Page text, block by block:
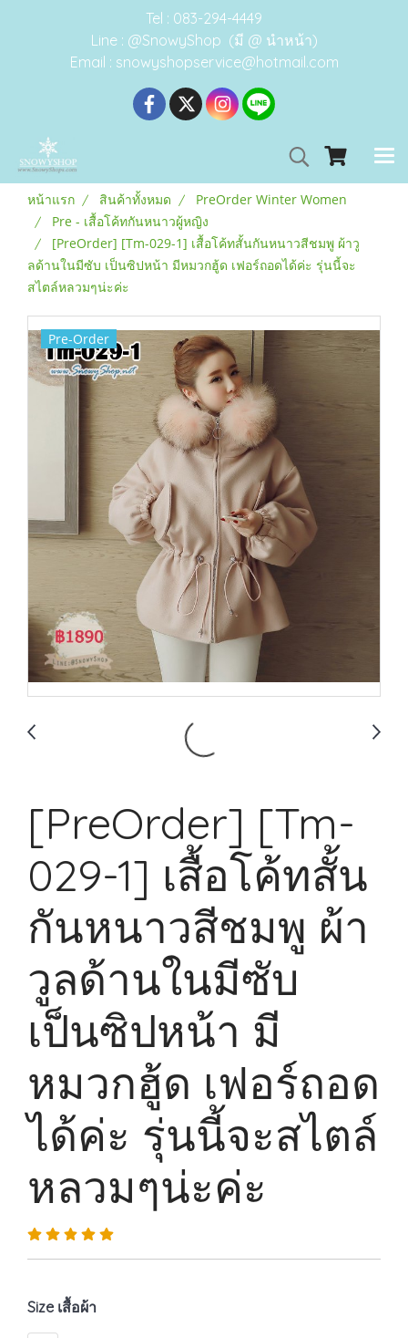
Tel : 083-294-4449
Line : @SnowyShop (มี @ นำหน้า)
Email : snowyshopservice@hotmail.com
หน้าแรก สินค้าทั้งหมด
PreOrder Winter Women
Pre - เสื้อโค้ทกันหนาวผู้หญิง
[PreOrder] [Tm-029-1] เสื้อโค้ทสั้นกันหนาวสีชมพู ผ้าวู
ลด้านในมีซับ เป็นซิปหน้า มีหมวกฮู้ด เฟอร์ถอดได้ค่ะ รุ่นนี้จะ
สไตล์หลวมๆน่ะค่ะ
Pre-Order
[PreOrder] [Tm-
029-1] เสื้อโค้ทสั้น
กันหนาวสีชมพู ผ้า
วูลด้านในมีซับ
เป็นซิปหน้า มี
หมวกฮู้ด เฟอร์ถอด
ได้ค่ะ รุ่นนี้จะสไตล์
หลวมๆน่ะค่ะ
Size เสื้อผ้า